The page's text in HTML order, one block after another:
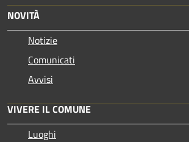
NOVITÀ
Notizie
Comunicati
Avvisi
VIVERE IL COMUNE
Luoghi